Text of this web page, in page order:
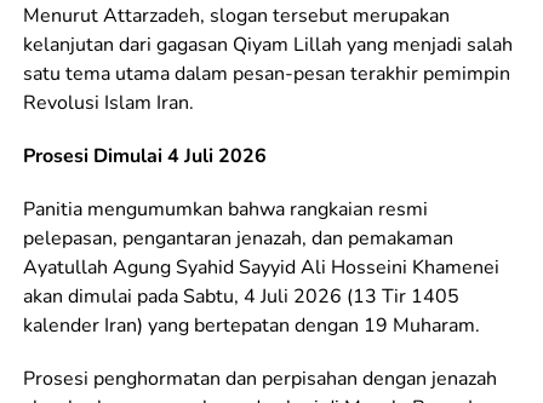
Menurut Attarzadeh, slogan tersebut merupakan
kelanjutan dari gagasan Qiyam Lillah yang menjadi salah
satu tema utama dalam pesan-pesan terakhir pemimpin
Revolusi Islam Iran.
Prosesi Dimulai 4 Juli 2026
Panitia mengumumkan bahwa rangkaian resmi
pelepasan, pengantaran jenazah, dan pemakaman
Ayatullah Agung Syahid Sayyid Ali Hosseini Khamenei
akan dimulai pada Sabtu, 4 Juli 2026 (13 Tir 1405
kalender Iran) yang bertepatan dengan 19 Muharam.
Prosesi penghormatan dan perpisahan dengan jenazah